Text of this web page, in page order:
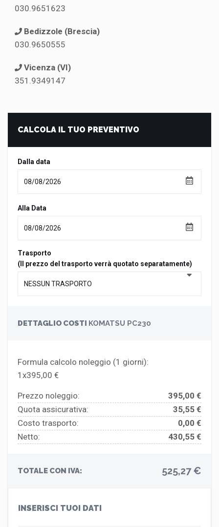
030.9651623
Bedizzole (Brescia)
030.9650555
Vicenza (VI)
351.9349147
CALCOLA IL TUO PREVENTIVO
Dalla data
Alla Data
Trasporto
(Il prezzo del trasporto verrà quotato separatamente)
DETTAGLIO COSTI KOMATSU PC230
Formula calcolo noleggio (1 giorni):
1x395,00 €
Prezzo noleggio:
395,00 €
Quota assicurativa:
35,55 €
Costo trasporto:
0,00 €
Netto:
430,55 €
TOTALE CON IVA: 525,27 €
INSERISCI TUOI DATI